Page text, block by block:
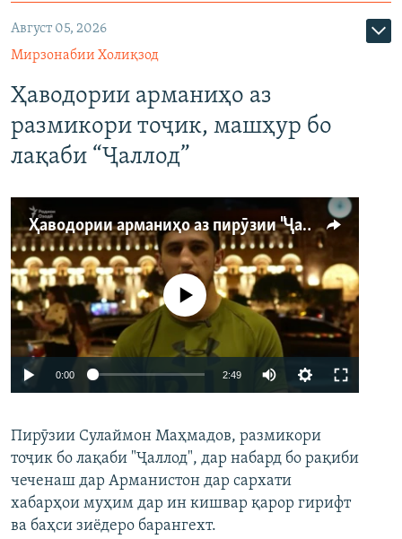
Август 05, 2026
Мирзонабии Холиқзод
Ҳаводории арманиҳо аз
размикори тоҷик, машҳур бо
лақаби “Ҷаллод”
Ҳаводории арманиҳо аз пирӯзии "Ҷаллод"-и тоҷик
Auto 240p 360p 480p
720p 1080p
Феълан кор намекунад
0:00 2:49
360p
480p
Пирӯзии Сулаймон Маҳмадов, размикори
тоҷик бо лақаби "Ҷаллод", дар набард бо рақиби
чеченаш дар Арманистон дар сархати
хабарҳои муҳим дар ин кишвар қарор гирифт
ва баҳси зиёдеро барангехт.